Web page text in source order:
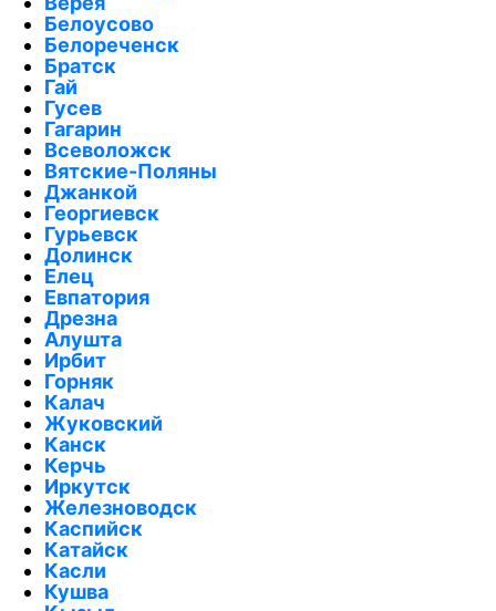
Белоусово
Белореченск
Братск
Гай
Гусев
Гагарин
Всеволожск
Вятские-Поляны
Джанкой
Георгиевск
Гурьевск
Долинск
Елец
Евпатория
Дрезна
Алушта
Ирбит
Горняк
Калач
Жуковский
Канск
Керчь
Иркутск
Железноводск
Каспийск
Катайск
Касли
Кушва